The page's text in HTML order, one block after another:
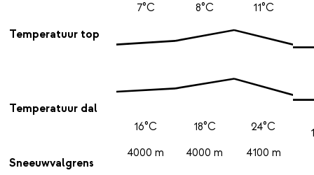
Temperatuur top
Temperatuur dal
Sneeuwvalgrens
7°C
16°C
4000 m
8°C
18°C
4000 m
11°C
24°C
4100 m